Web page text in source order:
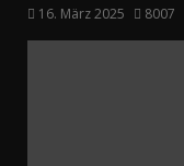
16. März 2025 8007